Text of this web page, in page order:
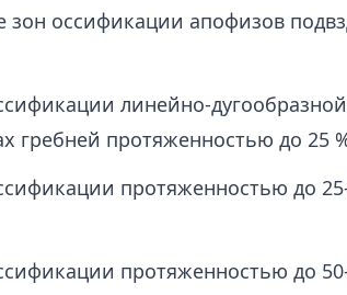
зон оссификации апофизов
линейно-
гребней протяженностью до 25
протяженностью до
протяженностью до